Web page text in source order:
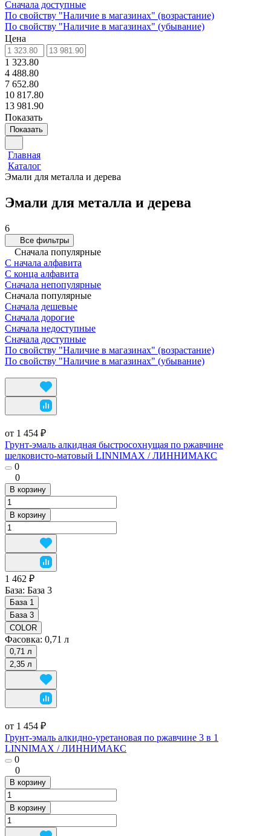
Сначала доступные
По свойству "Наличие в магазинах" (возрастание)
По свойству "Наличие в магазинах" (убывание)
Цена
1 323.80
4 488.80
7 652.80
10 817.80
13 981.90
Показать
Показать
Главная
Каталог
Эмали для металла и дерева
Эмали для металла и дерева
6
Все фильтры
Сначала популярные
С начала алфавита
С конца алфавита
Сначала непопулярные
Сначала популярные
Сначала дешевые
Сначала дорогие
Сначала недоступные
Сначала доступные
По свойству "Наличие в магазинах" (возрастание)
По свойству "Наличие в магазинах" (убывание)
от 1 454 ₽
Грунт-эмаль алкидная быстросохнущая по ржавчине
шелковисто-матовый LINNIMAX / ЛИННИМАКС
0
0
В корзину
В корзину
1 462 ₽
База: База 3
База 1
База 3
COLOR
Фасовка: 0,71 л
0,71 л
2,35 л
от 1 454 ₽
Грунт-эмаль алкидно-уретановая по ржавчине 3 в 1
LINNIMAX / ЛИННИМАКС
0
0
В корзину
В корзину